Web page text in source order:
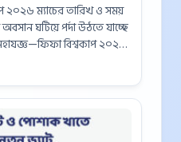
২০২৬ ম্যাচের তারিখ ও সময়
ঘটিয়ে পর্দা উঠতে যাচ্ছে
বিশ্বকাপ ২০২৬।
কানাডা এবং যুক্তরাষ্ট্র